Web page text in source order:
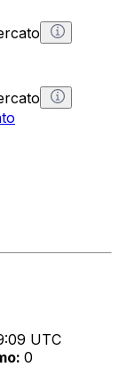
UTC
: 0